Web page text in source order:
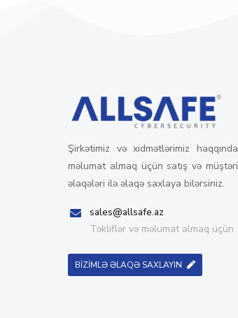
Şirkətimiz və xidmətlərimiz haqqında
məlumat almaq üçün satış və müştəri
əlaqələri ilə əlaqə saxlaya bilərsiniz.
sales@allsafe.az
Təkliflər və məlumat almaq üçün
BİZİMLƏ ƏLAQƏ SAXLAYIN